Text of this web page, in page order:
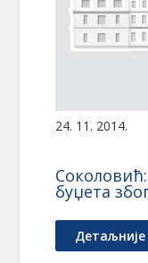
24. 11. 2014.
буџета
Детаљније